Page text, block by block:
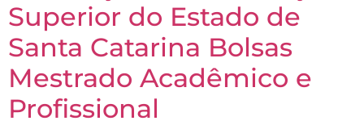
Superior do Estado de
Santa Catarina Bolsas
Mestrado Acadêmico e
Profissional